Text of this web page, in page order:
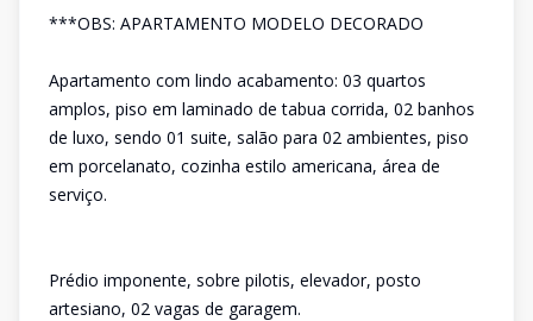
***OBS: APARTAMENTO MODELO DECORADO
Apartamento com lindo acabamento: 03 quartos
amplos, piso em laminado de tabua corrida, 02 banhos
de luxo, sendo 01 suite, salão para 02 ambientes, piso
em porcelanato, cozinha estilo americana, área de
serviço.
Prédio imponente, sobre pilotis, elevador, posto
artesiano, 02 vagas de garagem.